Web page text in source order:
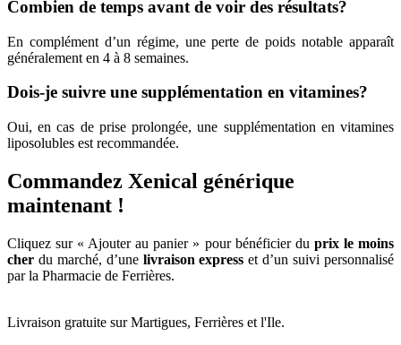
Combien de temps avant de voir des résultats?
En complément d’un régime, une perte de poids notable apparaît
généralement en 4 à 8 semaines.
Dois-je suivre une supplémentation en vitamines?
Oui, en cas de prise prolongée, une supplémentation en vitamines
liposolubles est recommandée.
Commandez Xenical générique
maintenant !
Cliquez sur « Ajouter au panier » pour bénéficier du prix le moins
cher du marché, d’une livraison express et d’un suivi personnalisé
par la Pharmacie de Ferrières.
Livraison gratuite sur Martigues, Ferrières et l'Ile.